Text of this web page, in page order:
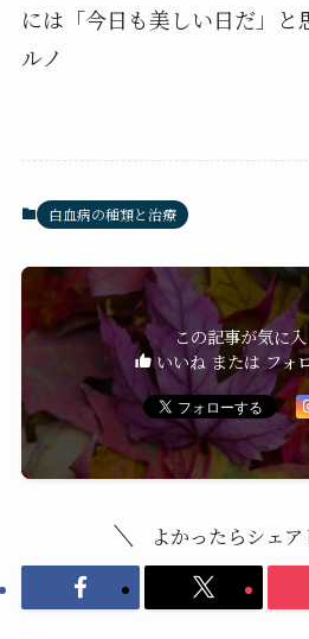
には「今日も美しい日だ」と
ルノ
白血病の種類と治療
この記事が気に
いいね または フォ
よかったらシェア